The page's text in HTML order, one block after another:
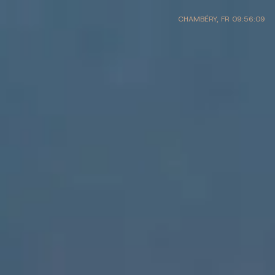
CHAMBÉRY, FR 09:56:09